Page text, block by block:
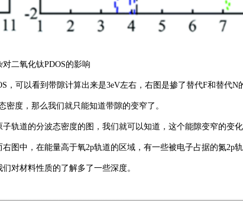
对二氧化钛PDOS的影响
，可以看到带隙计算出来是3eV左右，右图是掺了替代F和替代N
度，那么我们就只能知道带隙的变窄了。
轨道的分波态密度的图，我们就可以知道，这个能隙变窄的变
图中，在能量高于氧2p轨道的区域，有一些被电子占据的氮2p
对材料性质的了解多了一些深度。